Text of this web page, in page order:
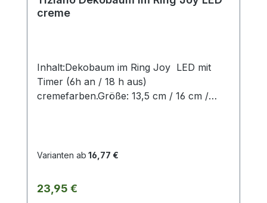
creme
Inhalt:Dekobaum im Ring Joy LED mit
Timer (6h an / 18 h aus)
cremefarben.Größe: 13,5 cm / 16 cm /
durch ihr Design in den Formen und ihren
Kübeln und Töpfen – Lampen – Schalen –
Varianten ab 16,77 €
Regulärer Preis:
23,95 €